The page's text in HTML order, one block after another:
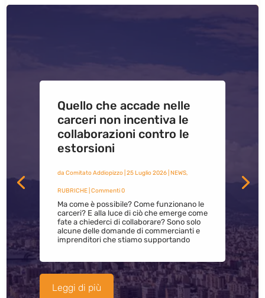
Quello che accade nelle
carceri non incentiva le
collaborazioni contro le
estorsioni
da Comitato Addiopizzo| 25 Luglio 2026| NEWS,
RUBRICHE| Commenti 0
Ma come è possibile? Come funzionano le
carceri? E alla luce di ciò che emerge come
fate a chiederci di collaborare? Sono solo
alcune delle domande di commercianti e
imprenditori che stiamo supportando
Leggi di più